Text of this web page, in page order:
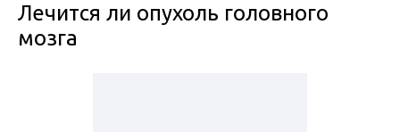
Лечится ли опухоль головного
мозга